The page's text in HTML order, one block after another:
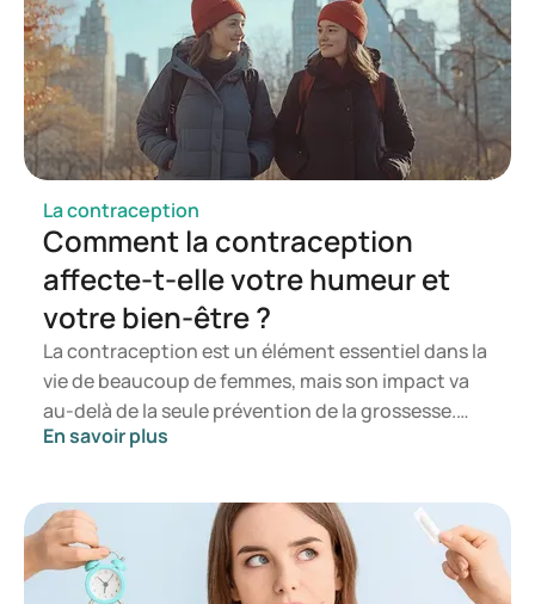
La contraception
Comment la contraception
affecte-t-elle votre humeur et
votre bien-être ?
La contraception est un élément essentiel dans la
vie de beaucoup de femmes, mais son impact va
au-delà de la seule prévention de la grossesse.
Peut-être avez-vous remarqué que votre humeur
stress et à l’anxiété depuis que vous avez
commencé à avoir recours à une contraception.
Comprendre l’influence des différents types de
contraception sur votre équilibre hormonal et
En savoir plus